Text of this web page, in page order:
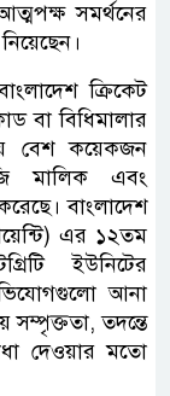
সমর্থনের
ক্রিকেট
বা বিধিমালার
বেশ কয়েকজন
মালিক এবং
বাংলাদেশ
এর ১২তম
ইউনিটের
আনা
সম্পৃক্ততা, তদন্তে
দেওয়ার মতো